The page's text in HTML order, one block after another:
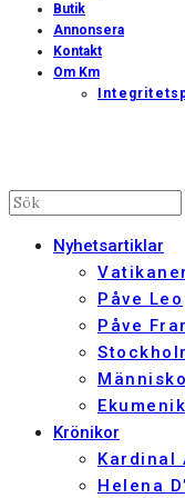
Butik
Annonsera
Kontakt
Om Km
Nyhetsartiklar
Påve Leo
Påve
Ekumenik
Krönikor
Kardinal
Helena